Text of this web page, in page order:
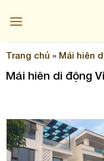
Trang chủ » Mái hiên
Mái hiên di động